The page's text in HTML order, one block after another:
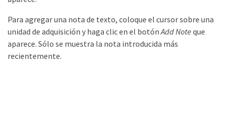
Para agregar una nota de texto, coloque el cursor sobre una
unidad de adquisición y haga clic en el botónAdd Note que
aparece. Sólo se muestra la nota introducida más
recientemente.